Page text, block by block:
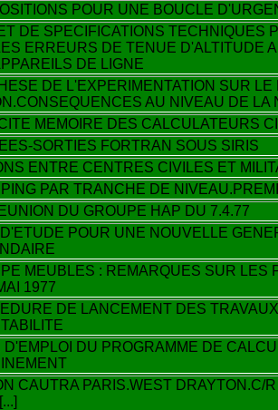
POUR UNE BOUCLE
DE SPECIFICATIONS TECHNIQUES
ERREURS DE TENUE D'ALTITUDE
DE LIGNE
DE L'EXPERIMENTATION SUR
AU NIVEAU DE LA
MEMOIRE DES CALCULATEURS
SORTIES FORTRAN SOUS SIRIS
ENTRE CENTRES CIVILES ET
PAR TRANCHE DE
DU GROUPE HAP DU 7.4.77
POUR UNE NOUVELLE
MEUBLES : REMARQUES SUR LES
1977
DE LANCEMENT DES
D'EMPLOI DU PROGRAMME DE
CAUTRA PARIS.WEST DRAYTON.C/